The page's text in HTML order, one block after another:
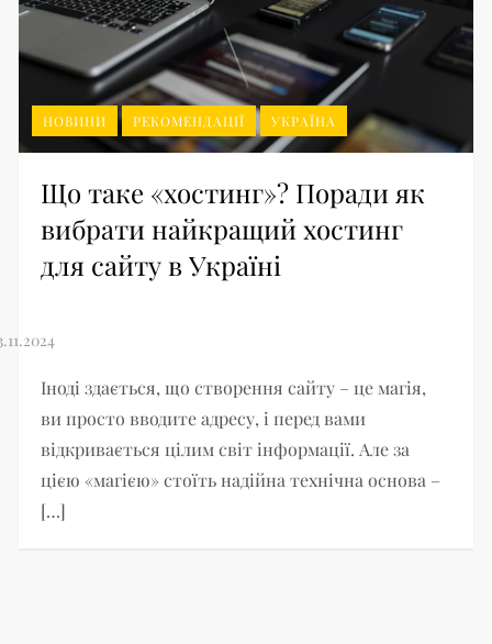
НОВИНИ РЕКОМЕНДАЦІЇ УКРАЇНА
Що таке «хостинг»? Поради як
вибрати найкращий хостинг
для сайту в Україні
Іноді здається, що створення сайту – це магія,
ви просто вводите адресу, і перед вами
відкривається цілим світ інформації. Але за
цією «магією» стоїть надійна технічна основа –
[…]